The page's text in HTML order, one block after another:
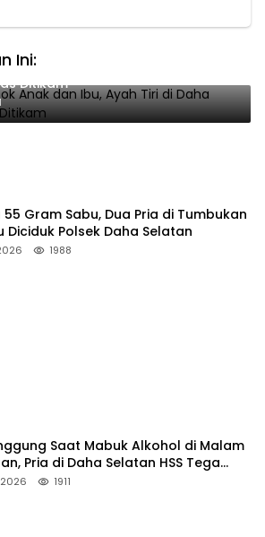
Ini:Anak dan Ibu, Ayah Tiri di Daha
Ditikam
55 Gram Sabu, Dua Pria di Tumbukan
Diciduk Polsek Daha Selatan
1988
Saat Mabuk Alkohol di Malam
Pria di Daha Selatan HSS Tega
Teman Sendiri
1911